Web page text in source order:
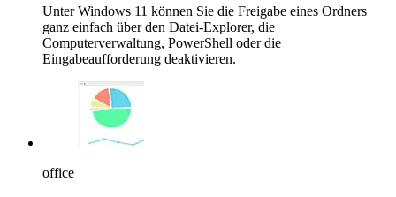
Unter Windows 11 können Sie die Freigabe eines Ordners
ganz einfach über den Datei-Explorer, die
Computerverwaltung, PowerShell oder die
Eingabeaufforderung deaktivieren.
office